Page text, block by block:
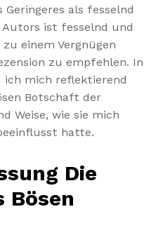
als fesselnd
Autors ist fesselnd und
einem Vergnügen
zu empfehlen. In
mich reflektierend
Botschaft der
Weise, wie sie mich
hatte.
Die
Bösen